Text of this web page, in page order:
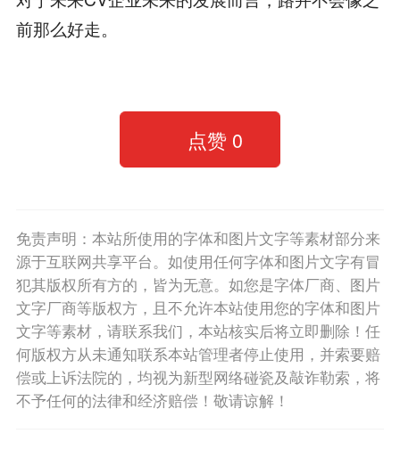
前那么好走。
点赞 0
免责声明：本站所使用的字体和图片文字等素材部分来
源于互联网共享平台。如使用任何字体和图片文字有冒
犯其版权所有方的，皆为无意。如您是字体厂商、图片
文字厂商等版权方，且不允许本站使用您的字体和图片
文字等素材，请联系我们，本站核实后将立即删除！任
何版权方从未通知联系本站管理者停止使用，并索要赔
偿或上诉法院的，均视为新型网络碰瓷及敲诈勒索，将
不予任何的法律和经济赔偿！敬请谅解！